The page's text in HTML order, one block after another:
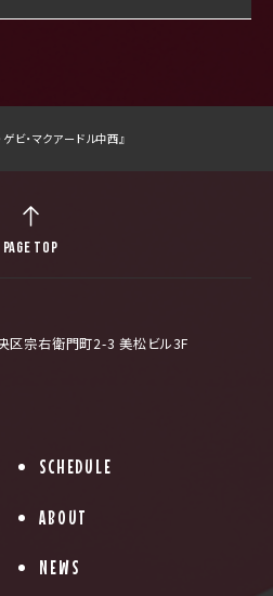
ゲビ・マクアードル中西』
宗右衛門町2-3 美松ビル3F
SCHEDULE
ABOUT
NEWS
PAGE TOP